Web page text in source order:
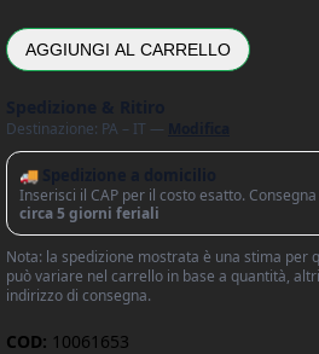
AGGIUNGI AL CARRELLO
Destinazione: PA – IT —
🚚 Spedizione a domicilio
Inserisci il CAP per il costo esatto.
circa 5 giorni feriali
Nota: la spedizione mostrata è una stima per
può variare nel carrello in base a quantità,
indirizzo di consegna.
COD: 10061653